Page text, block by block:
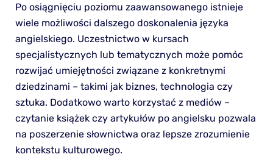
Po osiągnięciu poziomu zaawansowanego istnieje
wiele możliwości dalszego doskonalenia języka
angielskiego. Uczestnictwo w kursach
specjalistycznych lub tematycznych może pomóc
rozwijać umiejętności związane z konkretnymi
dziedzinami – takimi jak biznes, technologia czy
sztuka. Dodatkowo warto korzystać z mediów –
czytanie książek czy artykułów po angielsku pozwala
na poszerzenie słownictwa oraz lepsze zrozumienie
kontekstu kulturowego.